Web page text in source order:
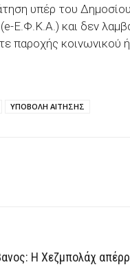
υπέρ του
Ε.Φ.Κ.Α.) και δεν
παροχής κοινωνικού
ΥΠΟΒΟΛΗ ΑΙΤΗΣΗΣ
Η Χεζμπολάχ